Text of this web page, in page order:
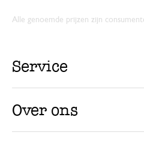
Alle genoemde prijzen zijn
Service
Over ons